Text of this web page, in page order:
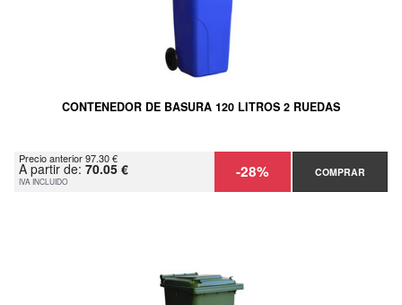
CONTENEDOR DE BASURA 120 LITROS 2 RUEDAS
Precio anterior 97.30 €
A partir de: 70.05 €
IVA INCLUIDO -28% COMPRAR